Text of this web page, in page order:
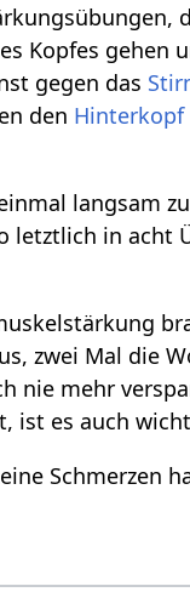
Kopfes gehen
gegen das
den Hinterkopf
langsam
letztlich in acht
zwei Mal die
nie mehr
ist es auch
Schmerzen